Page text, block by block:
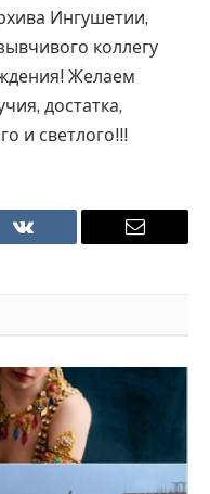
Ингушетии,
коллегу
Желаем
достатка,
и светлого!!!
ВКонтакте